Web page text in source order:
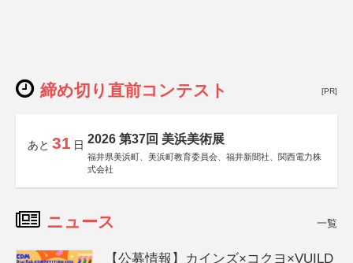
締め切り直前コンテスト [PR]
あと 31 日 2026 第37回 美浜美術展
福井県美浜町、美浜町教育委員会、福井新聞社、関西電力株
式会社
ニュース 一覧
【公募情報】カインズ×コクヨ×VUILD